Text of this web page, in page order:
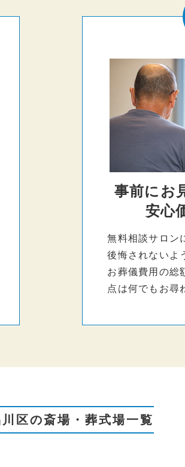
事前にお
安心
無料相談サロン
後悔されないよ
お葬儀費用の総
点は何でもお尋
区の斎場・葬式場一覧